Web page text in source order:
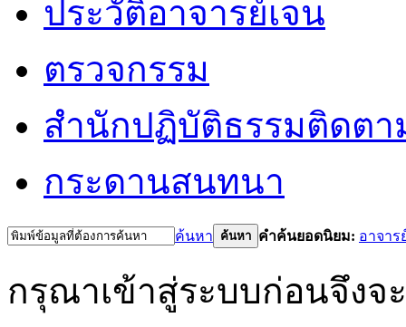
ประวัติอาจารย์เจน
ตรวจกรรม
สำนักปฏิบัติธรรมติดต
กระดานสนทนา
ค้นหา ค้นหา คำค้นยอดนิยม: อาจาร
กรุณาเข้าสู่ระบบก่อนจึงจ